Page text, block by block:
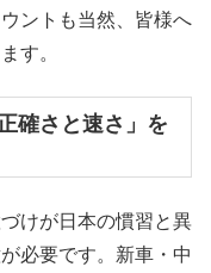
ントも当然、皆様へ
す。
確さと速さ」を
けが日本の慣習と異
必要です。新車・中